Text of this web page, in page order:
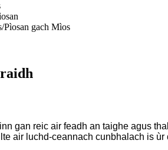
Pìosan gach Mìos
gan reic air feadh an taighe agus
air luchd-ceannach cunbhalach is ùr